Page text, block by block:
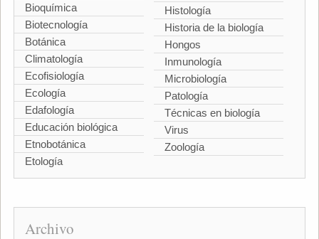
Bioquímica
Biotecnología
Botánica
Climatología
Ecofisiología
Ecología
Edafología
Educación biológica
Etnobotánica
Etología
Histología
Historia de la biología
Hongos
Inmunología
Microbiología
Patología
Técnicas en biología
Virus
Zoología
Archivo